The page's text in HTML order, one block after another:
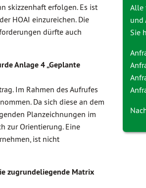
skizzenhaft erfolgen. Es ist
HOAI einzureichen. Die
dürfte auch
Anlage 4 „Geplante
Im Rahmen des Aufrufes
Da sich diese an dem
Planzeichnungen im
zur Orientierung. Eine
ist nicht
zugrundeliegende Matrix
Alle
und
Sie